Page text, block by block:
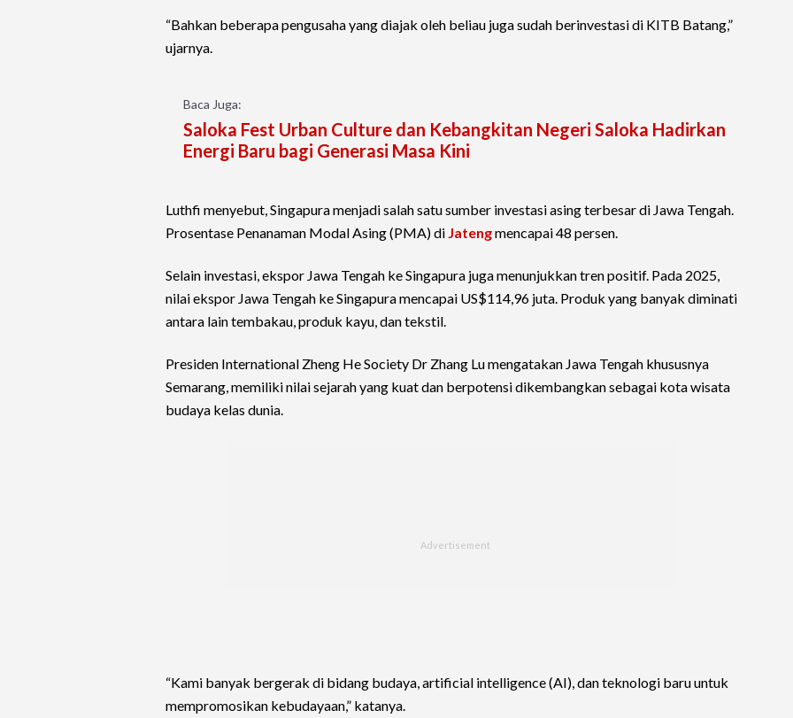
“Bahkan beberapa pengusaha yang diajak oleh beliau juga sudah berinvestasi di KITB Batang,”
ujarnya.
Baca Juga:
Saloka Fest Urban Culture dan Kebangkitan Negeri Saloka Hadirkan
Energi Baru bagi Generasi Masa Kini
Luthfi menyebut, Singapura menjadi salah satu sumber investasi asing terbesar di Jawa Tengah.
Prosentase Penanaman Modal Asing (PMA) di Jatengmencapai 48 persen.
Selain investasi, ekspor Jawa Tengah ke Singapura juga menunjukkan tren positif. Pada 2025,
nilai ekspor Jawa Tengah ke Singapura mencapai US$114,96 juta. Produk yang banyak diminati
antara lain tembakau, produk kayu, dan tekstil.
Presiden International Zheng He Society Dr Zhang Lu mengatakan Jawa Tengah khususnya
Semarang, memiliki nilai sejarah yang kuat dan berpotensi dikembangkan sebagai kota wisata
budaya kelas dunia.
“Kami banyak bergerak di bidang budaya, artificial intelligence (AI), dan teknologi baru untuk
mempromosikan kebudayaan,” katanya.